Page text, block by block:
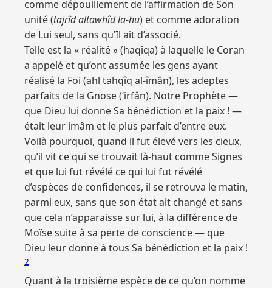
comme dépouillement de l’affirmation de Son
unité (tajrîd altawhîd la-hu) et comme adoration
de Lui seul, sans qu’Il ait d’associé.
Telle est la « réalité » (haqîqa) à laquelle le Coran
a appelé et qu’ont assumée les gens ayant
réalisé la Foi (ahl tahqîq al-îmân), les adeptes
parfaits de la Gnose (‘irfân). Notre Prophète —
que Dieu lui donne Sa bénédiction et la paix ! —
était leur imâm et le plus parfait d’entre eux.
Voilà pourquoi, quand il fut élevé vers les cieux,
qu’il vit ce qui se trouvait là-haut comme Signes
et que lui fut révélé ce qui lui fut révélé
d’espèces de confidences, il se retrouva le matin,
parmi eux, sans que son état ait changé et sans
que cela n’apparaisse sur lui, à la différence de
Moïse suite à sa perte de conscience — que
Dieu leur donne à tous Sa bénédiction et la paix !
2
Quant à la troisième espèce de ce qu’on nomme